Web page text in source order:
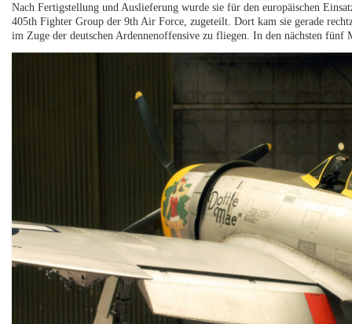
Nach Fertigstellung und Auslieferung wurde sie für den europäischen
405th Fighter Group der 9th Air Force, zugeteilt. Dort kam sie gerade
im Zuge der deutschen Ardennenoffensive zu fliegen. In den nächsten fünf